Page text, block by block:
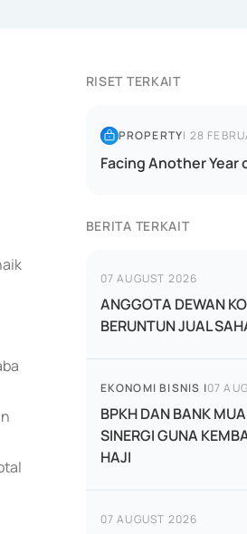
RISET TERKAIT
PROPERTY| 28
Facing Another Year
BERITA TERKAIT
07 AUGUST 2026
ANGGOTA DEWAN
BERUNTUN JUAL
EKONOMI BISNIS |07
BPKH DAN BANK
SINERGI GUNA
HAJI
07 AUGUST 2026